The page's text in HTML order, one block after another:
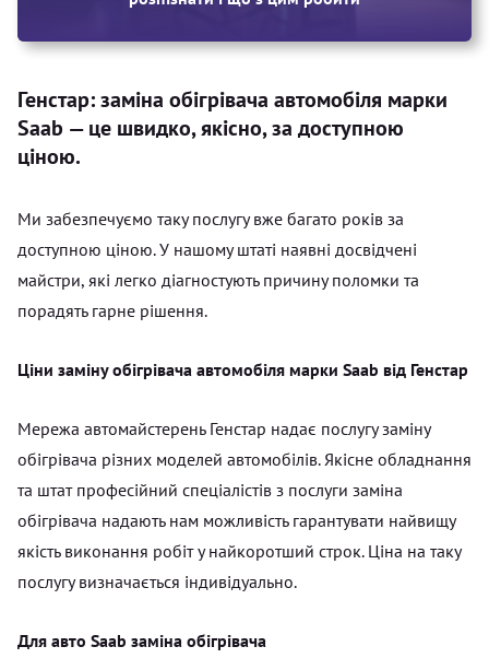
Генстар: заміна обігрівача автомобіля марки
Saab — це швидко, якісно, за доступною
ціною.
Ми забезпечуємо таку послугу вже багато років за
доступною ціною. У нашому штаті наявні досвідчені
майстри, які легко діагностують причину поломки та
порадять гарне рішення.
Ціни заміну обігрівача автомобіля марки Saab від Генстар
Мережа автомайстерень Генстар надає послугу заміну
обігрівача різних моделей автомобілів. Якісне обладнання
та штат професійний спеціалістів з послуги заміна
обігрівача надають нам можливість гарантувати найвищу
якість виконання робіт у найкоротший строк. Ціна на таку
послугу визначається індивідуально.
Для авто Saab заміна обігрівача